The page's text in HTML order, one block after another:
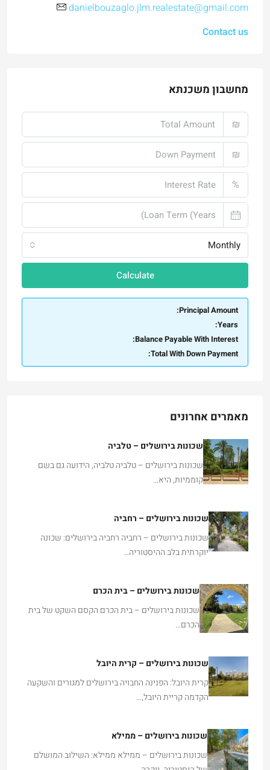
Contact us
₪
₪
%
Monthly
Calculate
Years:
Balance Payable With Interest:
Total With Down Payment:
שכונות בירושלים – טלביה טלביה, הידועה גם בשם
קוממיות, היא…
שכונות בירושלים – רחביה רחביה בירושלים: שכונה
יוקרתית בלב ההיסטוריה…
שכונות בירושלים – בית הכרם הקסם השקט של בית
הכרם…
קרית היובל: הפנינה החבויה בירושלים למגורים והשקעה
הקדמה קריית היובל,…
שכונות בירושלים – ממילא ממילא: השילוב המושלם
של היסטוריה, יוקרה…